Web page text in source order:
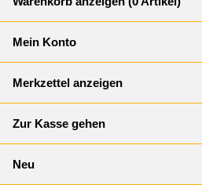
Mein Konto
Merkzettel anzeigen
Zur Kasse gehen
Neu